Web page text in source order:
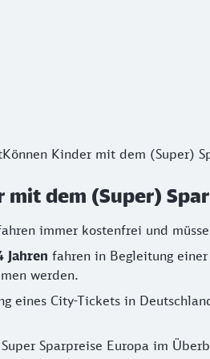
Können Kinder mit dem (Super)
mit dem (Super)
immer kostenfrei und
Jahren fahren in Begleitung
werden.
eines City-Tickets in
Sparpreise Europa im